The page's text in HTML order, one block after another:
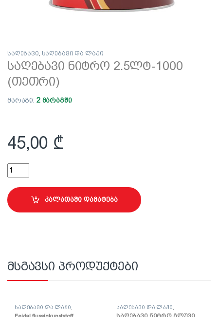
საღებავი საღებავი და ლაქი
საღებავი ნიტრო 2.5ლტ-1000
(თეთრი)
მარაგი: 2 მარაგში
45,00 ₾
საღებავი ნიტრო 2.5ლტ-1000 (თეთრი) quantity
კალათაში დამატება
მსგავსი პროდუქტები
საღებავი და ლაქი
საღებავი
საღებავი და ლაქი
საღებავი